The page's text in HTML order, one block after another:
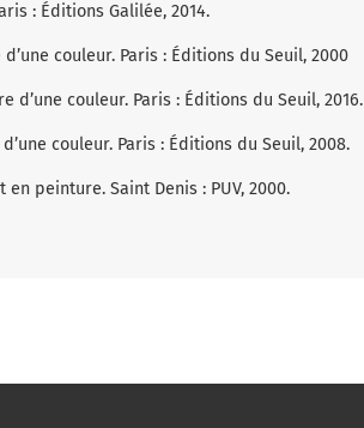
: Éditions Galilée, 2014.
d’une couleur. Paris : Éditions du Seuil, 2000
d’une couleur. Paris : Éditions du Seuil, 2016.
d’une couleur. Paris : Éditions du Seuil, 2008.
en peinture. Saint Denis : PUV, 2000.